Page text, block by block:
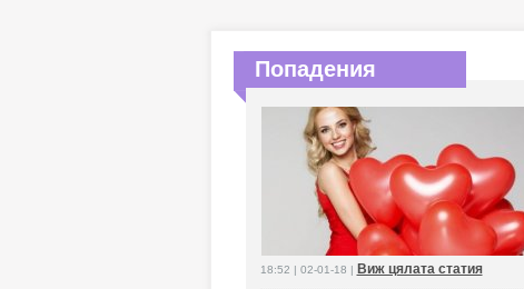
Попадения
18:52 | 02-01-18 | Виж цялата статия